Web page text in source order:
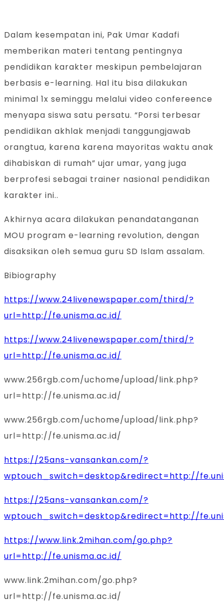
Dalam kesempatan ini, Pak Umar Kadafi
memberikan materi tentang pentingnya
pendidikan karakter meskipun pembelajaran
berbasis e-learning. Hal itu bisa dilakukan
minimal 1x seminggu melalui video confereence
menyapa siswa satu persatu. “Porsi terbesar
pendidikan akhlak menjadi tanggungjawab
orangtua, karena karena mayoritas waktu anak
dihabiskan di rumah” ujar umar, yang juga
berprofesi sebagai trainer nasional pendidikan
karakter ini..
Akhirnya acara dilakukan penandatanganan
MOU program e-learning revolution, dengan
disaksikan oleh semua guru SD Islam assalam.
Bibiography
https://www.24livenewspaper.com/third/?
url=http://fe.unisma.ac.id/
https://www.24livenewspaper.com/third/?
url=http://fe.unisma.ac.id/
www.256rgb.com/uchome/upload/link.php?
url=http://fe.unisma.ac.id/
www.256rgb.com/uchome/upload/link.php?
url=http://fe.unisma.ac.id/
https://25ans-vansankan.com/?
wptouch_switch=desktop&redirect=http://
https://25ans-vansankan.com/?
wptouch_switch=desktop&redirect=http://
https://www.link.2mihan.com/go.php?
url=http://fe.unisma.ac.id/
www.link.2mihan.com/go.php?
url=http://fe.unisma.ac.id/